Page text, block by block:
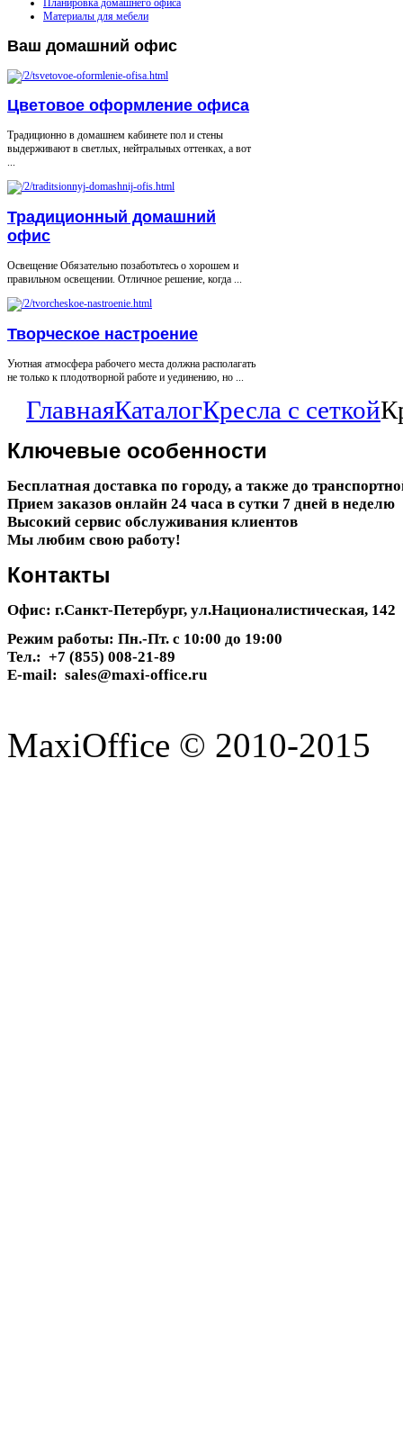
Материалы для мебели
Ваш домашний офис
Цветовое оформление офиса
Традиционно в домашнем кабинете пол и стены
выдерживают в светлых, нейтральных оттенках, а вот
...
Традиционный домашний
офис
Освещение Обязательно позаботьтесь о хорошем и
правильном освещении. Отличное решение, когда ...
Творческое настроение
Уютная атмосфера рабочего места должна располагать
не только к плодотворной работе и уединению, но ...
ГлавнаяКаталогКресла с сеткой
Ключевые особенности
Бесплатная доставка по городу, а также до
Прием заказов онлайн 24 часа в сутки 7 дней в неделю
Высокий сервис обслуживания клиентов
Мы любим свою работу!
Контакты
Офис: г.Санкт-Петербург, ул.Националистическая, 142
Режим работы: Пн.-Пт. с 10:00 до 19:00
Тел.: +7 (855) 008-21-89
E-mail: sales@maxi-office.ru
MaxiOffice © 2010-2015